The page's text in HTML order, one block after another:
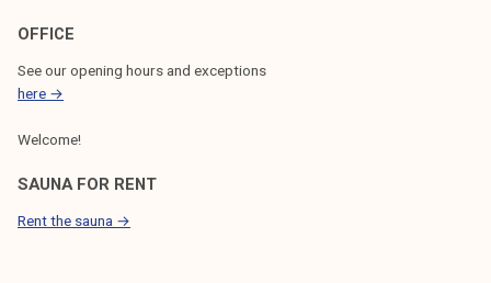
OFFICE
See our opening hours and exceptions
here →
Welcome!
SAUNA FOR RENT
Rent the sauna →